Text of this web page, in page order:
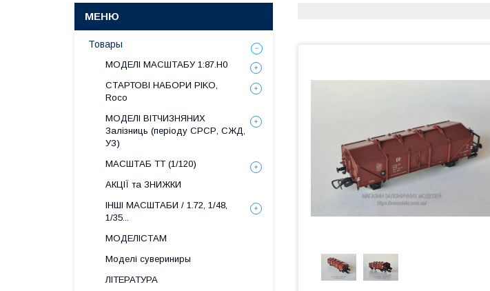
Товары
МОДЕЛІ МАСШТАБУ 1:87.H0
СТАРТОВІ НАБОРИ PIKO,
Roco
МОДЕЛІ ВІТЧИЗНЯНИХ
Залізниць (періоду СРСР, СЖД,
УЗ)
МАСШТАБ ТТ (1/120)
АКЦІЇ та ЗНИЖКИ
ІНШІ МАСШТАБИ / 1.72, 1/48,
1/35...
МОДЕЛІСТАМ
Моделі сувериниры
ЛІТЕРАТУРА